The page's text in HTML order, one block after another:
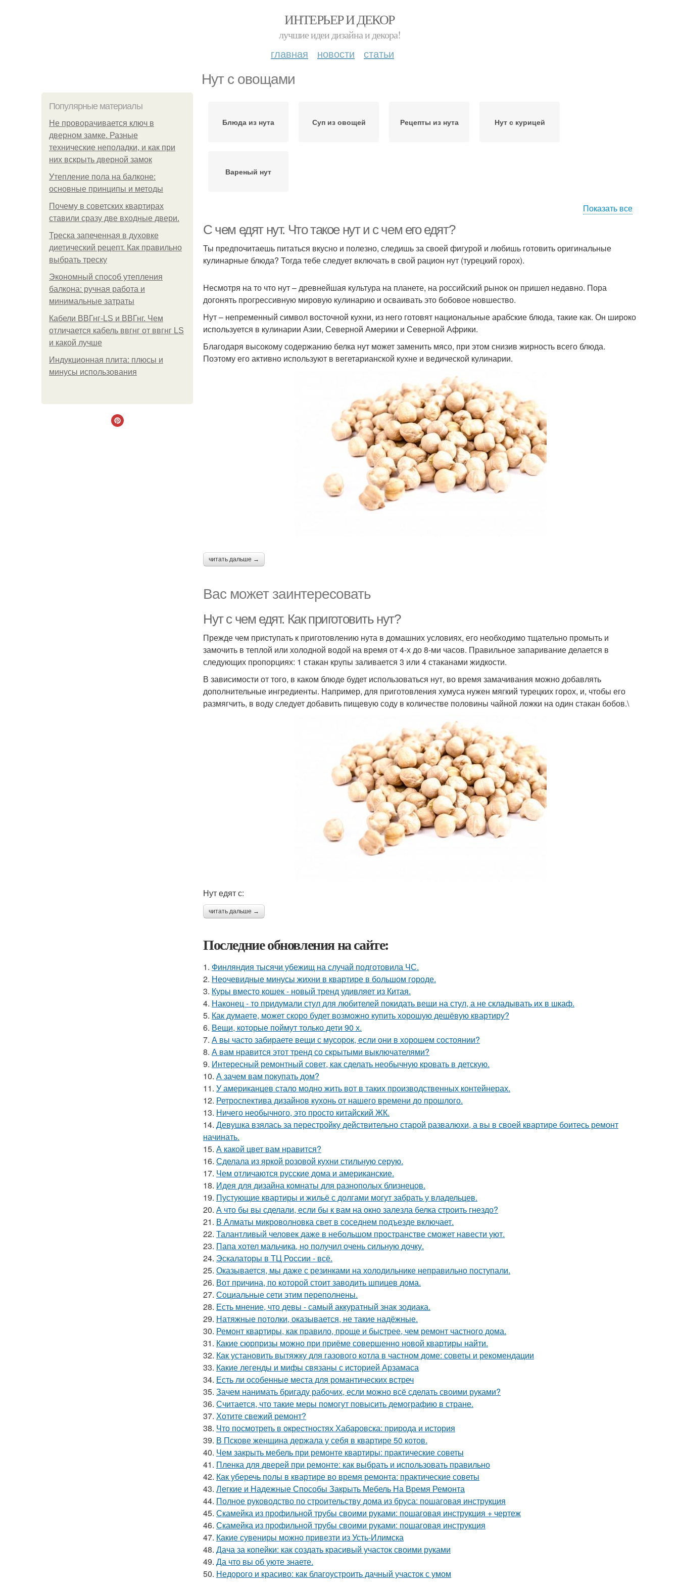
ИНТЕРЬЕР И ДЕКОР
лучшие идеи дизайна и декора!
главная новости статьи
Нут с овощами
Популярные материалы
Не проворачивается ключ в
дверном замке. Разные
технические неполадки, и как при
них вскрыть дверной замок
Утепление пола на балконе:
основные принципы и методы
Почему в советских квартирах
ставили сразу две входные двери.
Треска запеченная в духовке
диетический рецепт. Как правильно
выбрать треску
Экономный способ утепления
балкона: ручная работа и
минимальные затраты
Кабели ВВГнг-LS и ВВГнг. Чем
отличается кабель ввгнг от ввгнг LS
и какой лучше
Индукционная плита: плюсы и
минусы использования
Блюда из нута Суп из овощей Рецепты из нута Нут с курицей
Вареный нут
Показать все
С чем едят нут. Что такое нут и с чем его едят?
Ты предпочитаешь питаться вкусно и полезно, следишь за своей фигурой и любишь готовить оригинальные
кулинарные блюда? Тогда тебе следует включать в свой рацион нут (турецкий горох).
Несмотря на то что нут – древнейшая культура на планете, на российский рынок он пришел недавно. Пора
догонять прогрессивную мировую кулинарию и осваивать это бобовое новшество.
Нут – непременный символ восточной кухни, из него готовят национальные арабские блюда, такие как. Он широко
используется в кулинарии Азии, Северной Америки и Северной Африки.
Благодаря высокому содержанию белка нут может заменить мясо, при этом снизив жирность всего блюда.
Поэтому его активно используют в вегетарианской кухне и ведической кулинарии.
читать дальше →
Вас может заинтересовать
Нут с чем едят. Как приготовить нут?
Прежде чем приступать к приготовлению нута в домашних условиях, его необходимо тщательно промыть и
замочить в теплой или холодной водой на время от 4-х до 8-ми часов. Правильное запаривание делается в
следующих пропорциях: 1 стакан крупы заливается 3 или 4 стаканами жидкости.
В зависимости от того, в каком блюде будет использоваться нут, во время замачивания можно добавлять
дополнительные ингредиенты. Например, для приготовления хумуса нужен мягкий турецких горох, и, чтобы его
размягчить, в воду следует добавить пищевую соду в количестве половины чайной ложки на один стакан бобов.\
Нут едят с:
читать дальше →
Последние обновления на сайте:
1. Финляндия тысячи убежищ на случай подготовила ЧС.
2. Неочевидные минусы жихни в квартире в большом городе.
3. Куры вместо кошек - новый тренд удивляет из Китая.
4. Наконец - то придумали стул для любителей покидать вещи на стул, а не складывать их в шкаф.
5. Как думаете, может скоро будет возможно купить хорошую дешёвую квартиру?
6. Вещи, которые поймут только дети 90 х.
7. А вы часто забираете вещи с мусорок, если они в хорошем состоянии?
8. А вам нравится этот тренд со скрытыми выключателями?
9. Интересный ремонтный совет, как сделать необычную кровать в детскую.
10. А зачем вам покупать дом?
11. У американцев стало модно жить вот в таких производственных контейнерах.
12. Ретроспектива дизайнов кухонь от нашего времени до прошлого.
13. Ничего необычного, это просто китайский ЖК.
14. Девушка взялась за перестройку действительно старой развалюхи, а вы в своей квартире боитесь ремонт
начинать.
15. А какой цвет вам нравится?
16. Сделала из яркой розовой кухни стильную серую.
17. Чем отличаются русские дома и американские.
18. Идея для дизайна комнаты для разнополых близнецов.
19. Пустующие квартиры и жильё с долгами могут забрать у владельцев.
20. А что бы вы сделали, если бы к вам на окно залезла белка строить гнездо?
21. В Алматы микроволновка свет в соседнем подъезде включает.
22. Талантливый человек даже в небольшом пространстве сможет навести уют.
23. Папа хотел мальчика, но получил очень сильную дочку.
24. Эскалаторы в ТЦ России - всё.
25. Оказывается, мы даже с резинками на холодильнике неправильно поступали.
26. Вот причина, по которой стоит заводить шпицев дома.
27. Социальные сети этим переполнены.
28. Есть мнение, что девы - самый аккуратный знак зодиака.
29. Натяжные потолки, оказывается, не такие надёжные.
30. Ремонт квартиры, как правило, проще и быстрее, чем ремонт частного дома.
31. Какие сюрпризы можно при приёме совершенно новой квартиры найти.
32. Как установить вытяжку для газового котла в частном доме: советы и рекомендации
33. Какие легенды и мифы связаны с историей Арзамаса
34. Есть ли особенные места для романтических встреч
35. Зачем нанимать бригаду рабочих, если можно всё сделать своими руками?
36. Считается, что такие меры помогут повысить демографию в стране.
37. Хотите свежий ремонт?
38. Что посмотреть в окрестностях Хабаровска: природа и история
39. В Пскове женщина держала у себя в квартире 50 котов.
40. Чем закрыть мебель при ремонте квартиры: практические советы
41. Пленка для дверей при ремонте: как выбрать и использовать правильно
42. Как уберечь полы в квартире во время ремонта: практические советы
43. Легкие и Надежные Способы Закрыть Мебель На Время Ремонта
44. Полное руководство по строительству дома из бруса: пошаговая инструкция
45. Скамейка из профильной трубы своими руками: пошаговая инструкция + чертеж
46. Скамейка из профильной трубы своими руками: пошаговая инструкция
47. Какие сувениры можно привезти из Усть-Илимска
48. Дача за копейки: как создать красивый участок своими руками
49. Да что вы об уюте знаете.
50. Недорого и красиво: как благоустроить дачный участок с умом